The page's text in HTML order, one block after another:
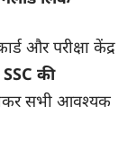
और परीक्षा केंद्र
SSC की
सभी आवश्यक